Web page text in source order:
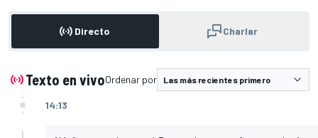
Directo Charlar
Texto en vivoOrdenar por
14:13